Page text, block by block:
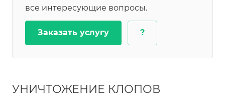
все интересующие вопросы.
Заказать услугу ?
УНИЧТОЖЕНИЕ КЛОПОВ